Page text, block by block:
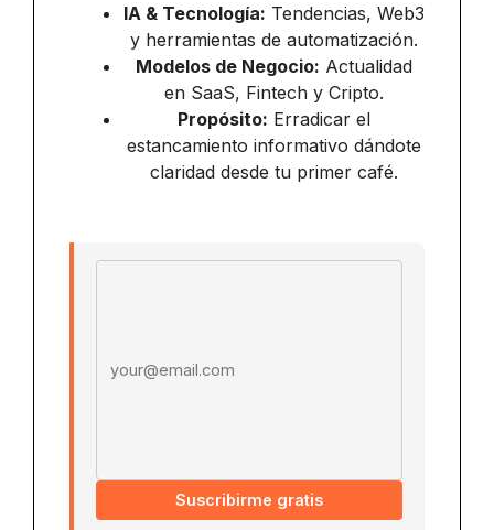
IA & Tecnología: Tendencias, Web3
y herramientas de automatización.
Modelos de Negocio: Actualidad
en SaaS, Fintech y Cripto.
Propósito: Erradicar el
estancamiento informativo dándote
claridad desde tu primer café.
Suscribirme gratis